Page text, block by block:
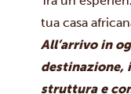
tua casa
All’arrivo in
destinazione,
struttura e